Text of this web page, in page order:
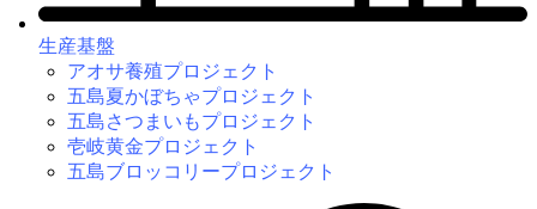
生産基盤
アオサ養殖プロジェクト
五島夏かぼちゃプロジェクト
五島さつまいもプロジェクト
壱岐黄金プロジェクト
五島ブロッコリープロジェクト